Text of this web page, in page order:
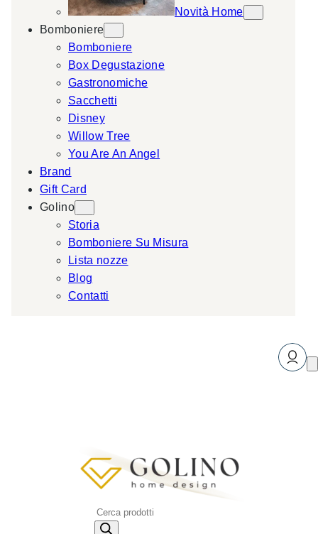
Novità Home
Bomboniere
Bomboniere
Box Degustazione
Gastronomiche
Sacchetti
Disney
Willow Tree
You Are An Angel
Brand
Gift Card
Golino
Storia
Bomboniere Su Misura
Lista nozze
Blog
Contatti
P